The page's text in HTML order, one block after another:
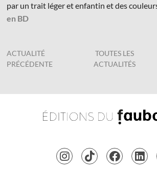
© Les Éditions du Faubourg 2026
42 rue Planchat 75020 Paris
CGV•Mentions légales Politique de
par un trait léger et enfantin et des
en BD
ACTUALITÉ
PRÉCÉDENTE
TOUTES LES
ACTUALITÉS